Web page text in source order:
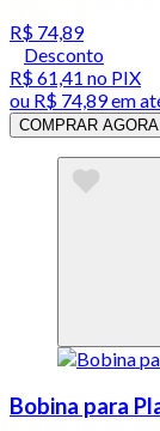
R$ 74,89
Desconto
R$ 61,41 no PIX
ou R$ 74,89em
COMPRAR AGORA
Bobina para